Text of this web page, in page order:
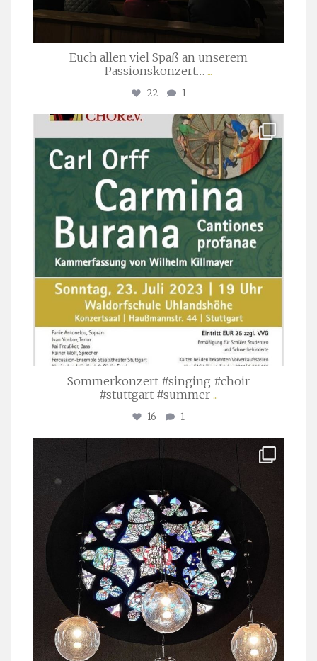
Euch allen viel Spaß an unserem
Passionskonzert… ...
22 1
stuttgarter_oratorienchor
Juli 22
Sommerkonzert #singing #choir
#stuttgart #summer ...
16 1
Apr. 1